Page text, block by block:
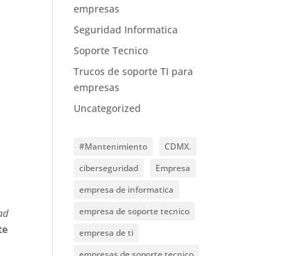
empresas
Seguridad Informatica
Soporte Tecnico
Trucos de soporte TI para
empresas
Uncategorized
#Mantenimiento
CDMX.
ciberseguridad
Empresa
empresa de informatica
empresa de soporte tecnico
empresa de ti